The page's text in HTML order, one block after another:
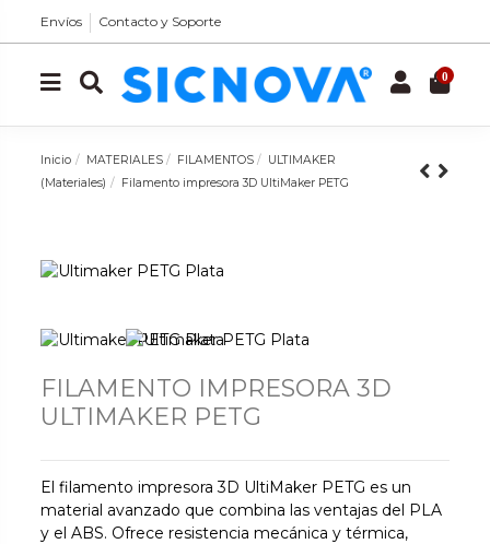
Envíos Contacto y Soporte
0
Inicio MATERIALES FILAMENTOS
ULTIMAKER
(Materiales)
Filamento impresora 3D UltiMaker PETG
FILAMENTO IMPRESORA 3D
ULTIMAKER PETG
El filamento impresora 3D UltiMaker PETG es un
material avanzado que combina las ventajas del PLA
y el ABS. Ofrece resistencia mecánica y térmica,